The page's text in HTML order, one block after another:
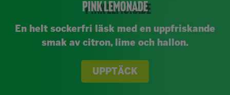
PINK LEMONADE
En helt sockerfri läsk med en uppfriskande
smak av citron, lime och hallon.
UPPTÄCK